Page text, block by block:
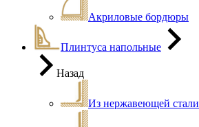
Акриловые бордюры
Плинтуса напольные
Назад
Из нержавеющей стали